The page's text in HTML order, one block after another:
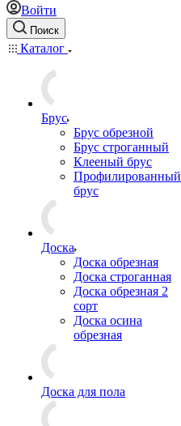
Войти
Поиск
Каталог
Брус
Брус обрезной
Брус строганный
Клееный брус
Профилированный
брус
Доска
Доска обрезная
Доска строганная
Доска обрезная 2
сорт
Доска осина
обрезная
Доска для пола